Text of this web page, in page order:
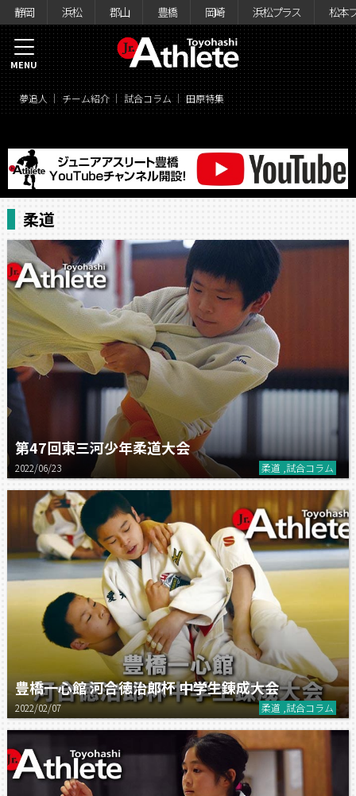
静岡 浜松 郡山 豊橋 岡崎 浜松プラス 松本
夢追人 チーム紹介 試合コラム 田原特集
MENU
柔道
第47回東三河少年柔道大会
2022/06/23 柔道 ,試合コラム
豊橋一心館 河合徳治郎杯 中学生錬成大会
2022/02/07 柔道 ,試合コラム